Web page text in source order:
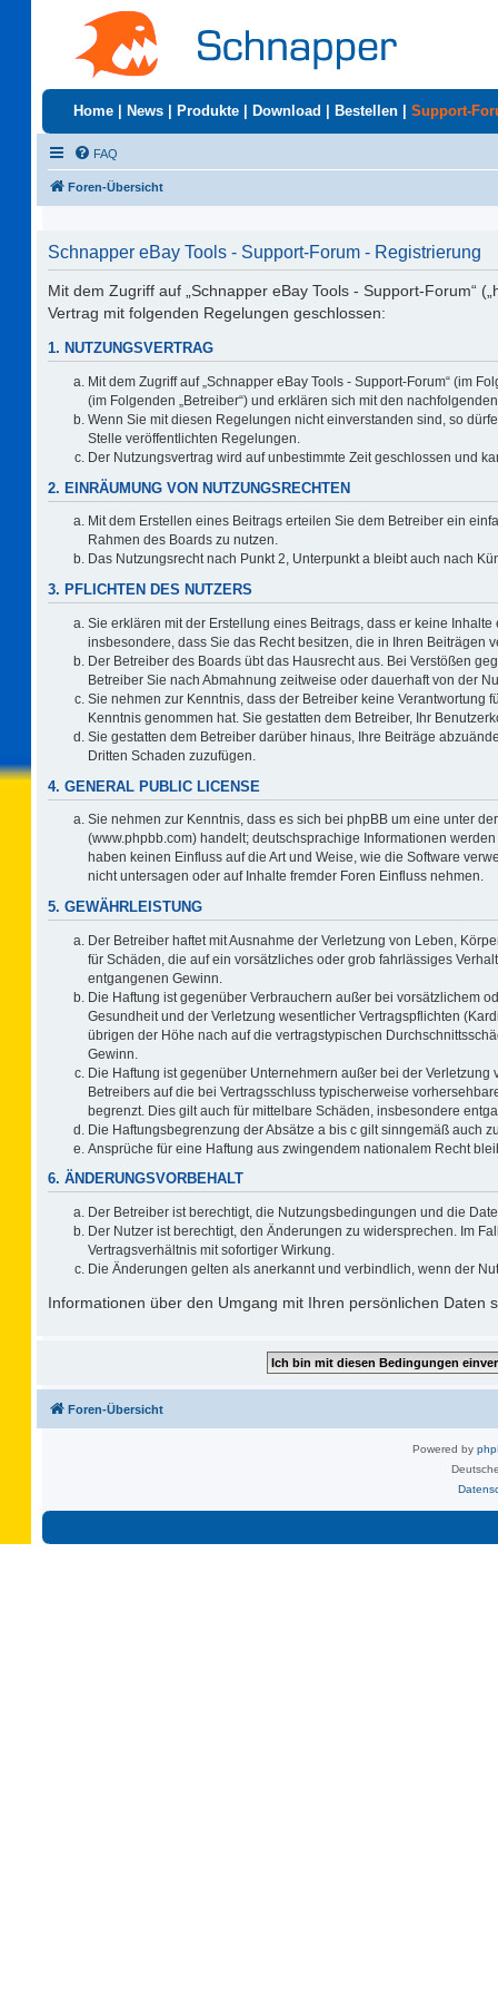
Home News Produkte Download Bestellen Support-
FAQ
Foren-Übersicht
Schnapper eBay Tools - Support-Forum - Registrierung
Mit dem Zugriff auf „Schnapper eBay Tools - Support-Forum“
Vertrag mit folgenden Regelungen geschlossen:
1. NUTZUNGSVERTRAG
Mit dem Zugriff auf „Schnapper eBay Tools - Support-Forum“ (im
(im Folgenden „Betreiber“) und erklären sich mit den
Wenn Sie mit diesen Regelungen nicht einverstanden sind, so
Stelle veröffentlichten Regelungen.
Der Nutzungsvertrag wird auf unbestimmte Zeit geschlossen und
2. EINRÄUMUNG VON NUTZUNGSRECHTEN
Mit dem Erstellen eines Beitrags erteilen Sie dem Betreiber ein
Rahmen des Boards zu nutzen.
Das Nutzungsrecht nach Punkt 2, Unterpunkt a bleibt auch nach
3. PFLICHTEN DES NUTZERS
Sie erklären mit der Erstellung eines Beitrags, dass er keine
insbesondere, dass Sie das Recht besitzen, die in Ihren Beiträgen
Der Betreiber des Boards übt das Hausrecht aus. Bei Verstößen
Betreiber Sie nach Abmahnung zeitweise oder dauerhaft von der
Sie nehmen zur Kenntnis, dass der Betreiber keine Verantwortung
Kenntnis genommen hat. Sie gestatten dem Betreiber, Ihr
Sie gestatten dem Betreiber darüber hinaus, Ihre Beiträge
Dritten Schaden zuzufügen.
4. GENERAL PUBLIC LICENSE
Sie nehmen zur Kenntnis, dass es sich bei phpBB um eine unter der
(www.phpbb.com) handelt; deutschsprachige Informationen
haben keinen Einfluss auf die Art und Weise, wie die Software
nicht untersagen oder auf Inhalte fremder Foren Einfluss nehmen.
5. GEWÄHRLEISTUNG
Der Betreiber haftet mit Ausnahme der Verletzung von Leben,
für Schäden, die auf ein vorsätzliches oder grob fahrlässiges
entgangenen Gewinn.
Die Haftung ist gegenüber Verbrauchern außer bei vorsätzlichem
Gesundheit und der Verletzung wesentlicher Vertragspflichten
übrigen der Höhe nach auf die vertragstypischen
Gewinn.
Die Haftung ist gegenüber Unternehmern außer bei der
Betreibers auf die bei Vertragsschluss typischerweise
begrenzt. Dies gilt auch für mittelbare Schäden, insbesondere
Die Haftungsbegrenzung der Absätze a bis c gilt sinngemäß auch
Ansprüche für eine Haftung aus zwingendem nationalem Recht
6. ÄNDERUNGSVORBEHALT
Der Betreiber ist berechtigt, die Nutzungsbedingungen und die
Der Nutzer ist berechtigt, den Änderungen zu widersprechen. Im
Vertragsverhältnis mit sofortiger Wirkung.
Die Änderungen gelten als anerkannt und verbindlich, wenn der
Informationen über den Umgang mit Ihren persönlichen Daten
Foren-Übersicht
Powered by